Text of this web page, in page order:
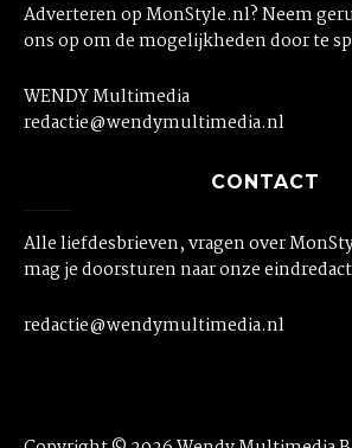
Adverteren op MonStyle.nl? Neem
ons op om de mogelijkheden door te
WENDY Multimedia
redactie@wendymultimedia.nl
CONTACT
Alle liefdesbrieven, vragen over
mag je doorsturen naar onze
redactie@wendymultimedia.nl